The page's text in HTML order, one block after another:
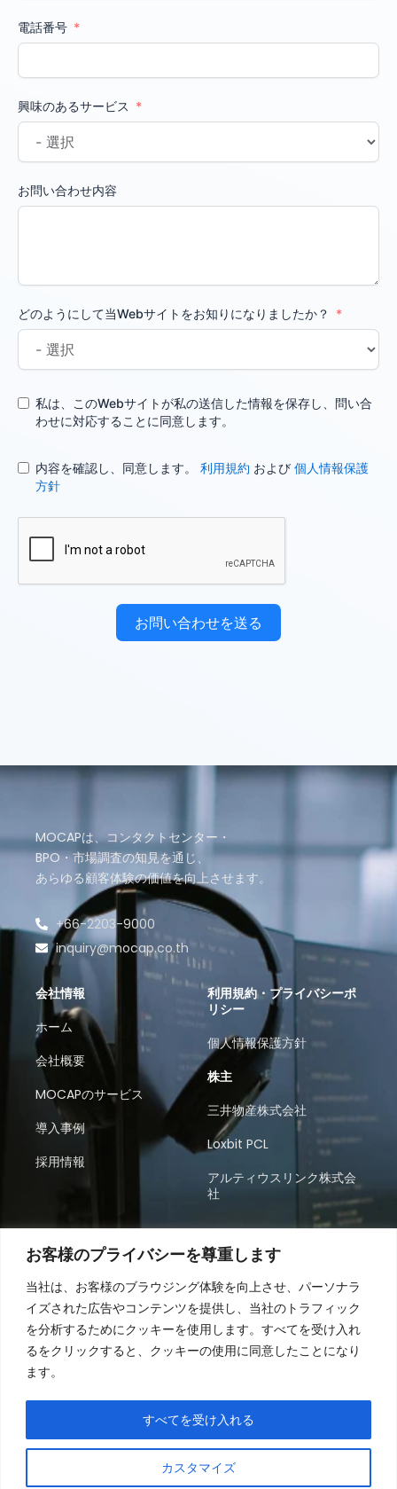
お客様のプライバシーを尊重します
当社は、お客様のブラウジング体験を向上させ、パーソナラ
イズされた広告やコンテンツを提供し、当社のトラフィック
を分析するためにクッキーを使用します。すべてを受け入れ
るをクリックすると、クッキーの使用に同意したことになり
ます。
カスタマイズ
すべてを受け入れる
電話番号
興味のあるサービス
お問い合わせ内容
どのようにして当Webサイトをお知りになりましたか？
私は、このWebサイトが私の送信した情報を保存し、問い合
わせに対応することに同意します。
内容を確認し、同意します。 利用規約 および 個人情報保護
方針
お問い合わせを送る
MOCAPは、コンタクトセンター・
BPO・市場調査の知見を通じ、
あらゆる顧客体験の価値を向上させます。
+66-2203-9000
inquiry@mocap.co.th
会社情報
ホーム
会社概要
MOCAPのサービス
導入事例
採用情報
利用規約・プライバシーポ
リシー
個人情報保護方針
株主
三井物産株式会社
Loxbit PCL
アルティウスリンク株式会
社
月～金 08:30～17:30（タイ時間）
コンタクトセンター、BPO、市場調査のソリューショ
ンを通じてビジネスの成長を支援します。まずはお気
軽にお問い合わせください。